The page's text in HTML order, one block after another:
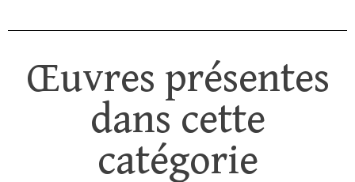
Œuvres présentes
dans cette
catégorie